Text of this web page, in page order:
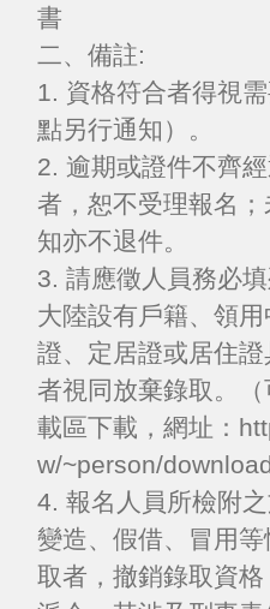
書
二、備註:
1. 資格符合者得視
點另行通知）。
2. 逾期或證件不齊
者，恕不受理報名
知亦不退件。
3. 請應徵人員務必
大陸設有戶籍、領
證、定居證或居住
者視同放棄錄取。
載區下載，網址：
w/~person/
4. 報名人員所檢附
變造、假借、冒用
取者，撤銷錄取資